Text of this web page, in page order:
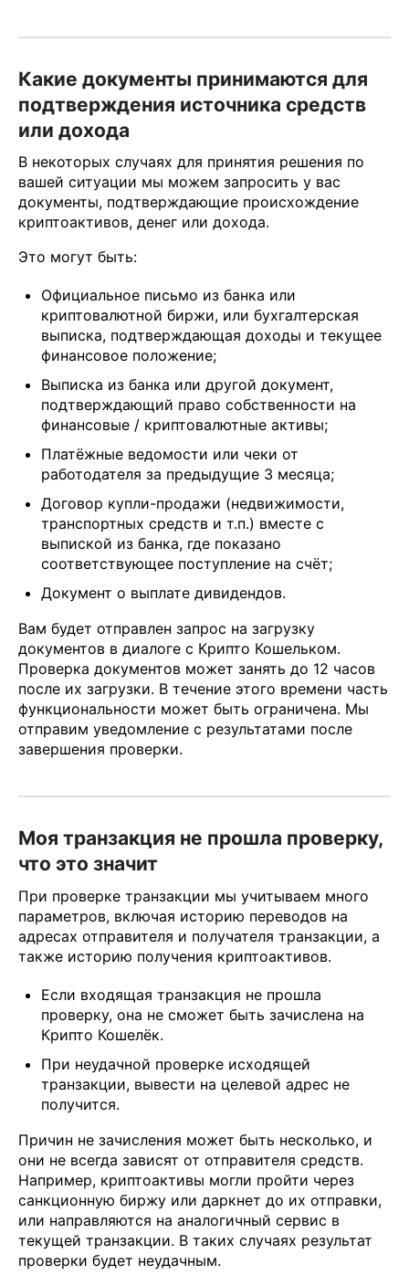
Какие документы принимаются для
подтверждения источника средств
или дохода
В некоторых случаях для принятия решения по
вашей ситуации мы можем запросить у вас
документы, подтверждающие происхождение
криптоактивов, денег или дохода.
Это могут быть:
Официальное письмо из банка или
криптовалютной биржи, или бухгалтерская
выписка, подтверждающая доходы и текущее
финансовое положение;
Выписка из банка или другой документ,
подтверждающий право собственности на
финансовые / криптовалютные активы;
Платёжные ведомости или чеки от
работодателя за предыдущие 3 месяца;
Договор купли-продажи (недвижимости,
транспортных средств и т.п.) вместе с
выпиской из банка, где показано
соответствующее поступление на счёт;
Документ о выплате дивидендов.
Вам будет отправлен запрос на загрузку
документов в диалоге с Крипто Кошельком.
Проверка документов может занять до 12 часов
после их загрузки. В течение этого времени часть
функциональности может быть ограничена. Мы
отправим уведомление с результатами после
завершения проверки.
Моя транзакция не прошла проверку,
что это значит
При проверке транзакции мы учитываем много
параметров, включая историю переводов на
адресах отправителя и получателя транзакции, а
также историю получения криптоактивов.
Если входящая транзакция не прошла
проверку, она не сможет быть зачислена на
Крипто Кошелёк.
При неудачной проверке исходящей
транзакции, вывести на целевой адрес не
получится.
Причин не зачисления может быть несколько, и
они не всегда зависят от отправителя средств.
Например, криптоактивы могли пройти через
санкционную биржу или даркнет до их отправки,
или направляются на аналогичный сервис в
текущей транзакции. В таких случаях результат
проверки будет неудачным.